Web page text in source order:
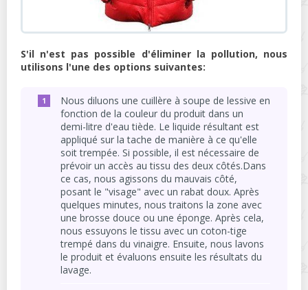
S'il n'est pas possible d'éliminer la pollution, nous
utilisons l'une des options suivantes:
Nous diluons une cuillère à soupe de lessive en
fonction de la couleur du produit dans un
demi-litre d'eau tiède. Le liquide résultant est
appliqué sur la tache de manière à ce qu'elle
soit trempée. Si possible, il est nécessaire de
prévoir un accès au tissu des deux côtés.Dans
ce cas, nous agissons du mauvais côté,
posant le "visage" avec un rabat doux. Après
quelques minutes, nous traitons la zone avec
une brosse douce ou une éponge. Après cela,
nous essuyons le tissu avec un coton-tige
trempé dans du vinaigre. Ensuite, nous lavons
le produit et évaluons ensuite les résultats du
lavage.